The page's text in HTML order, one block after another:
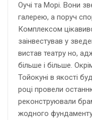
Оучі та Морі. Вони
галерею, а поруч
Комплексом
заінвестував у
вистав театру но,
більше і більше.
Тойокуні в якості
році провели
реконструювали
жодного